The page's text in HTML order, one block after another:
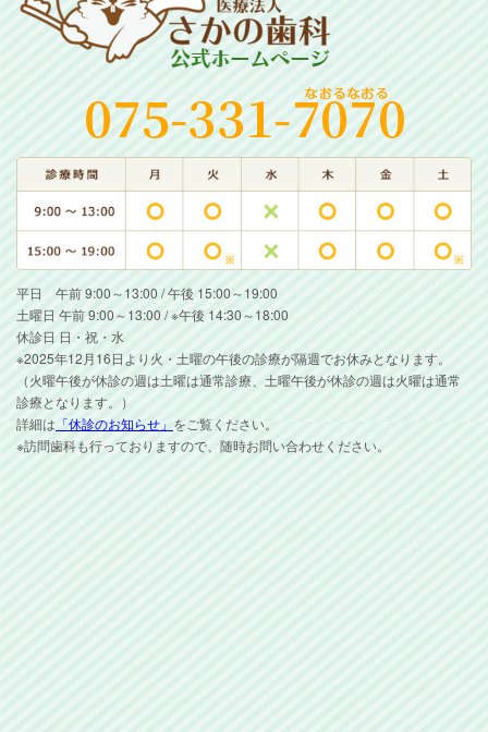
平日 午前 9:00～13:00 / 午後 15:00～19:00
土曜日 午前 9:00～13:00 / ※午後 14:30～18:00
休診日 日・祝・水
※2025年12月16日より火・土曜の午後の診療が隔週でお休みとなります。
（火曜午後が休診の週は土曜は通常診療、土曜午後が休診の週は火曜は通常
診療となります。）
詳細は 「休診のお知らせ」 をご覧ください。
※訪問歯科も行っておりますので、随時お問い合わせください。